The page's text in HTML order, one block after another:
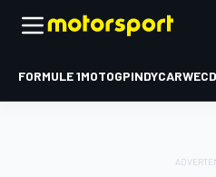
FORMULE 1MOTOGPINDYCARWEC